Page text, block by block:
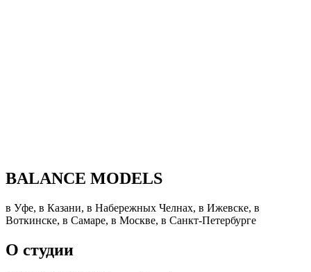
BALANCE MODELS
в Уфе, в Казани, в Набережных Челнах, в Ижевске, в
Воткинске, в Самаре, в Москве, в Санкт-Петербурге
О студии